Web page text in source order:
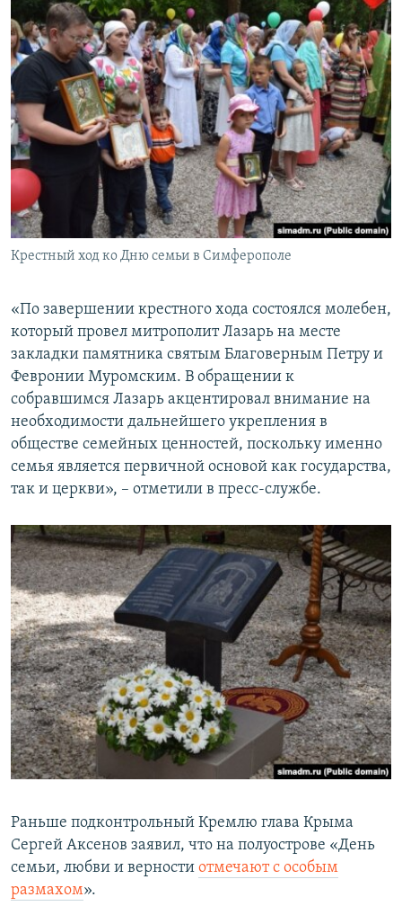
Крестный ход ко Дню семьи в Симферополе
«По завершении крестного хода состоялся молебен,
который провел митрополит Лазарь на месте
закладки памятника святым Благоверным Петру и
Февронии Муромским. В обращении к
собравшимся Лазарь акцентировал внимание на
необходимости дальнейшего укрепления в
обществе семейных ценностей, поскольку именно
семья является первичной основой как государства,
так и церкви», – отметили в пресс-службе.
Раньше подконтрольный Кремлю глава Крыма
Сергей Аксенов заявил, что на полуострове «День
семьи, любви и верности отмечают с особым
размахом».